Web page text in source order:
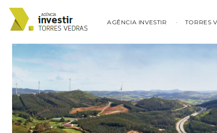
AGÊNCIA INVESTIR TORRES